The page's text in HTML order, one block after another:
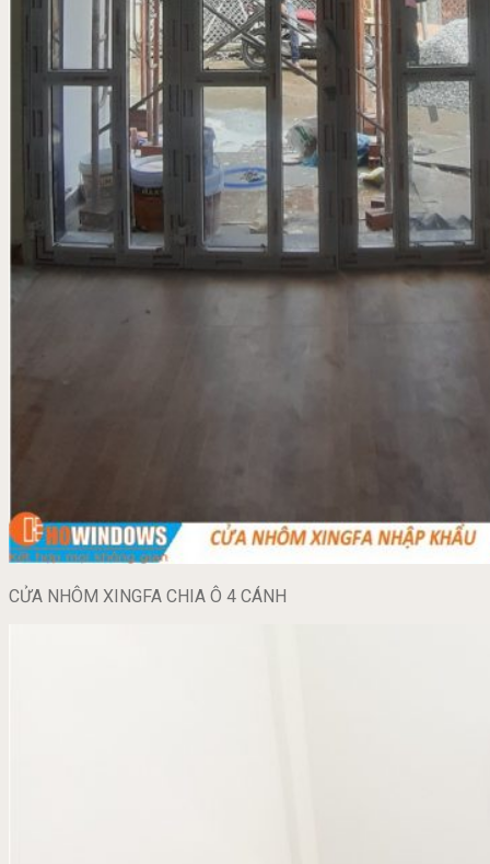
CỬA NHÔM XINGFA CHIA Ô 4 CÁNH